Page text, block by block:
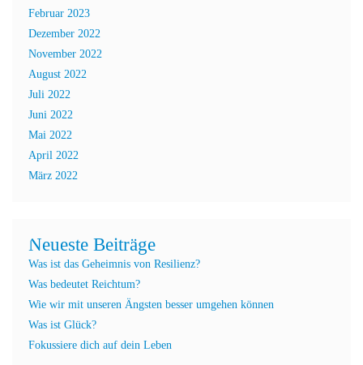
Februar 2023
Dezember 2022
November 2022
August 2022
Juli 2022
Juni 2022
Mai 2022
April 2022
März 2022
Neueste Beiträge
Was ist das Geheimnis von Resilienz?
Was bedeutet Reichtum?
Wie wir mit unseren Ängsten besser umgehen können
Was ist Glück?
Fokussiere dich auf dein Leben